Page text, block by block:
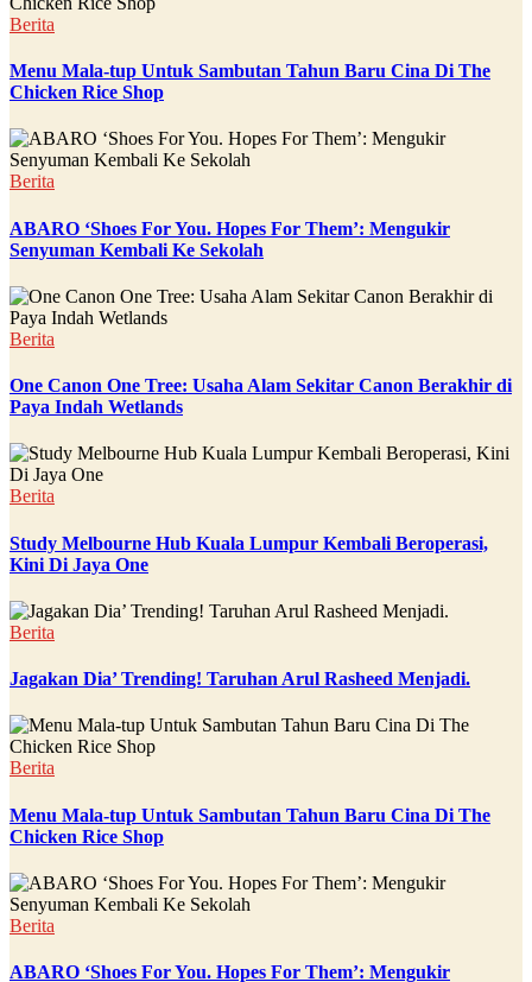
Berita
Menu Mala-tup Untuk Sambutan Tahun Baru Cina Di The
Chicken Rice Shop
Berita
ABARO ‘Shoes For You. Hopes For Them’: Mengukir
Senyuman Kembali Ke Sekolah
Berita
One Canon One Tree: Usaha Alam Sekitar Canon Berakhir di
Paya Indah Wetlands
Berita
Study Melbourne Hub Kuala Lumpur Kembali Beroperasi,
Kini Di Jaya One
Berita
Jagakan Dia’ Trending! Taruhan Arul Rasheed Menjadi.
Berita
Menu Mala-tup Untuk Sambutan Tahun Baru Cina Di The
Chicken Rice Shop
Berita
ABARO ‘Shoes For You. Hopes For Them’: Mengukir